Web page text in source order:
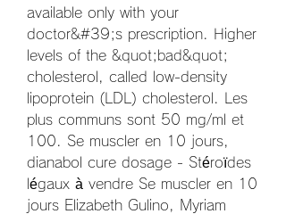
available only with your
doctor&#39;s prescription. Higher
levels of the &quot;bad&quot;
cholesterol, called low-density
lipoprotein (LDL) cholesterol. Les
plus communs sont 50 mg/ml et
100. Se muscler en 10 jours,
dianabol cure dosage - Stéroïdes
légaux à vendre Se muscler en 10
jours Elizabeth Gulino, Myriam